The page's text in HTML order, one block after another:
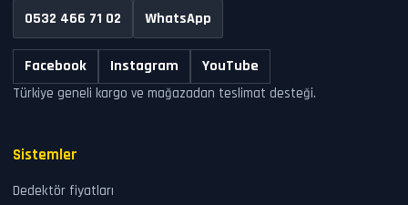
0532 466 71 02 WhatsApp
Facebook Instagram YouTube
Türkiye geneli kargo ve mağazadan teslimat desteği.
Sistemler
Dedektör fiyatları